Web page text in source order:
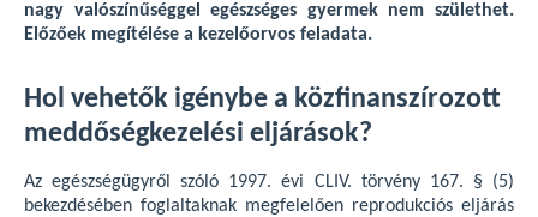
nagy valószínűséggel egészséges gyermek nem születhet.
Előzőek megítélése a kezelőorvos feladata.
Hol vehetők igénybe a közfinanszírozott
meddőségkezelési eljárások?
Az egészségügyről szóló 1997. évi CLIV. törvény 167. § (5)
bekezdésében foglaltaknak megfelelően reprodukciós eljárás